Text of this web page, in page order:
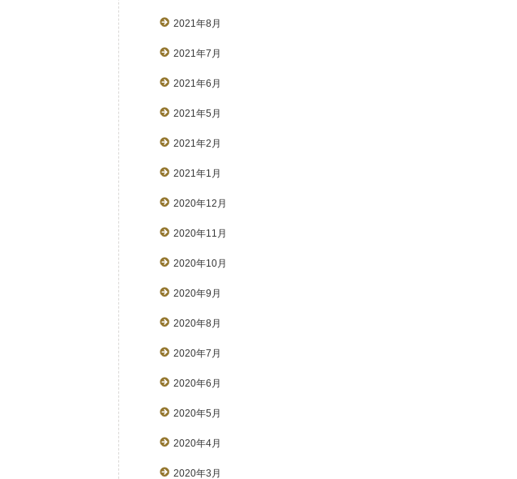
2021年8月
2021年7月
2021年6月
2021年5月
2021年2月
2021年1月
2020年12月
2020年11月
2020年10月
2020年9月
2020年8月
2020年7月
2020年6月
2020年5月
2020年4月
2020年3月